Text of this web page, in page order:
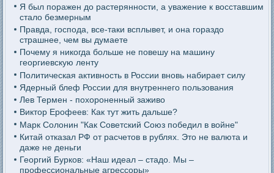
Я был поражен до растерянности, а уважение к восставшим
стало безмерным
Правда, господа, все-таки всплывет, и она гораздо
страшнее, чем вы думаете
Почему я никогда больше не повешу на машину
георгиевскую ленту
Политическая активность в России вновь набирает силу
Ядерный блеф России для внутреннего пользования
Лев Термен - похороненный заживо
Виктор Ерофеев: Как тут жить дальше?
Марк Солонин "Как Советский Союз победил в войне"
Китай отказал РФ от расчетов в рублях. Это не валюта и
даже не деньги
Георгий Бурков: «Наш идеал – стадо. Мы –
профессиональные агрессоры»